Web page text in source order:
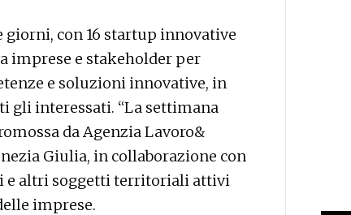
con 16 startup innovative
imprese e stakeholder per
e soluzioni innovative, in
gli interessati. “La settimana
da Agenzia Lavoro&
Giulia, in collaborazione con
e altri soggetti territoriali attivi
imprese.